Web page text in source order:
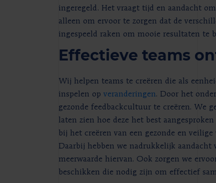
ingeregeld. Het vraagt tijd en aandacht
alleen om ervoor te zorgen dat de
ingespeeld raken om mooie resultaten te
Effectieve teams
Wij helpen teams te creëren die als
inspelen op veranderingen. Door het
gezonde feedbackcultuur te creëren. We
laten zien hoe deze het best
bij het creëren van een gezonde en
Daarbij hebben we nadrukkelijk
meerwaarde hiervan. Ook zorgen we
beschikken die nodig zijn om effectief